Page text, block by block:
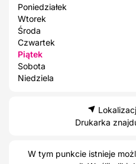
Poniedziałek
Wtorek
Środa
Czwartek
Piątek
Sobota
Niedziela
Drukarka
W tym punkcie istnieje